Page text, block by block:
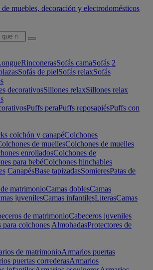
RinconerasSofás camaSofás 2
Sofás de pielSofás relaxSofás
decorativosSillones relaxSillones relax
Puffs peraPuffs reposapiésPuffs con
colchón y canapéColchones
de muellesColchones de muelles
enrolladosColchones de
para bebéColchones hinchables
CanapésBase tapizadasSomieresPatas de
matrimonioCamas doblesCamas
juvenilesCamas infantilesLiterasCamas
de matrimonioCabeceros juveniles
para colchones AlmohadasProtectores de
de matrimonioArmarios puertas
puertas correderasArmarios